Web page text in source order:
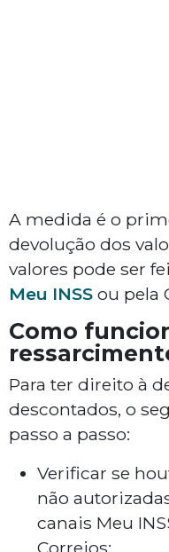
A medida é o
devolução dos
valores pode ser
Meu INSS ou pela
Como
Para ter direito à
descontados, o
passo a passo:
Verificar se
não
canais Meu
Correios;